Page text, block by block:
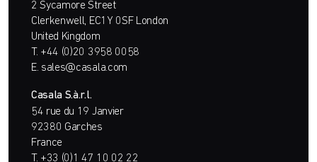
2 Sycamore Street
Clerkenwell, EC1Y 0SF London
United Kingdom
T. +44 (0)20 3958 0058
E. sales@casala.com
Casala S.à.r.l.
54 rue du 19 Janvier
92380 Garches
France
T. +33 (0)1 47 10 02 22